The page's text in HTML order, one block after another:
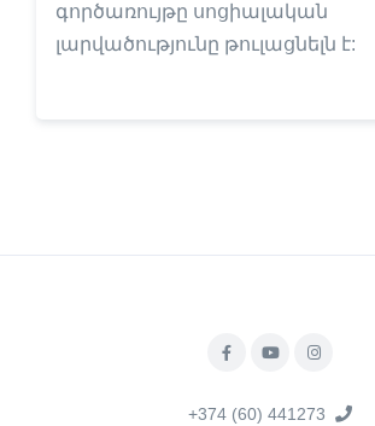
գործառույթը սոցիալական
լարվածությունը թուլացնելն է:
+374 (60) 441273